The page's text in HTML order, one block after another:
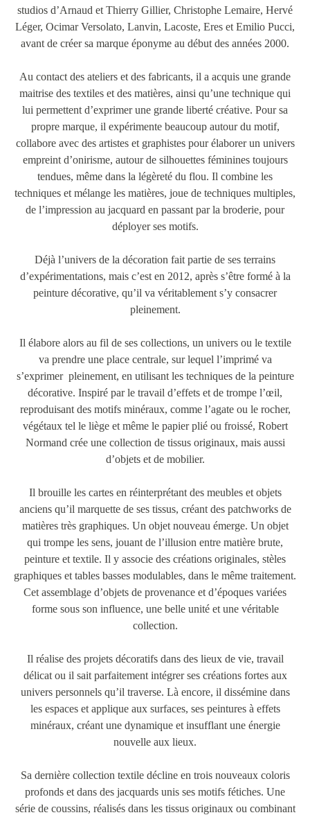
studios d’Arnaud et Thierry Gillier, Christophe Lemaire, Hervé
Léger, Ocimar Versolato, Lanvin, Lacoste, Eres et Emilio Pucci,
avant de créer sa marque éponyme au début des années 2000.
Au contact des ateliers et des fabricants, il a acquis une grande
maitrise des textiles et des matières, ainsi qu’une technique qui
lui permettent d’exprimer une grande liberté créative. Pour sa
propre marque, il expérimente beaucoup autour du motif,
collabore avec des artistes et graphistes pour élaborer un univers
empreint d’onirisme, autour de silhouettes féminines toujours
tendues, même dans la légèreté du flou. Il combine les
techniques et mélange les matières, joue de techniques multiples,
de l’impression au jacquard en passant par la broderie, pour
déployer ses motifs.
Déjà l’univers de la décoration fait partie de ses terrains
d’expérimentations, mais c’est en 2012, après s’être formé à la
peinture décorative, qu’il va véritablement s’y consacrer
pleinement.
Il élabore alors au fil de ses collections, un univers ou le textile
va prendre une place centrale, sur lequel l’imprimé va
s’exprimer pleinement, en utilisant les techniques de la peinture
décorative. Inspiré par le travail d’effets et de trompe l’œil,
reproduisant des motifs minéraux, comme l’agate ou le rocher,
végétaux tel le liège et même le papier plié ou froissé, Robert
Normand crée une collection de tissus originaux, mais aussi
d’objets et de mobilier.
Il brouille les cartes en réinterprétant des meubles et objets
anciens qu’il marquette de ses tissus, créant des patchworks de
matières très graphiques. Un objet nouveau émerge. Un objet
qui trompe les sens, jouant de l’illusion entre matière brute,
peinture et textile. Il y associe des créations originales, stèles
graphiques et tables basses modulables, dans le même traitement.
Cet assemblage d’objets de provenance et d’époques variées
forme sous son influence, une belle unité et une véritable
collection.
Il réalise des projets décoratifs dans des lieux de vie, travail
délicat ou il sait parfaitement intégrer ses créations fortes aux
univers personnels qu’il traverse. Là encore, il dissémine dans
les espaces et applique aux surfaces, ses peintures à effets
minéraux, créant une dynamique et insufflant une énergie
nouvelle aux lieux.
Sa dernière collection textile décline en trois nouveaux coloris
profonds et dans des jacquards unis ses motifs fétiches. Une
série de coussins, réalisés dans les tissus originaux ou combinant